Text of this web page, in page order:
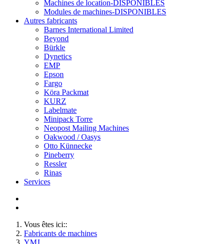
Machines de location-DISPONIBLES
Modules de machines-DISPONIBLES
Autres fabricants
Barnes International Limited
Beyond
Bürkle
Dynetics
EMP
Epson
Fargo
Köra Packmat
KURZ
Labelmate
Minipack Torre
Neopost Mailing Machines
Oakwood / Oasys
Otto Künnecke
Pineberry
Ressler
Rinas
Services
Vous êtes ici::
Fabricants de machines
YMJ